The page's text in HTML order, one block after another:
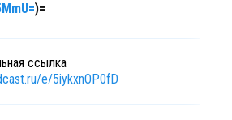
)=
ссылка
e/5iykxnOP0fD